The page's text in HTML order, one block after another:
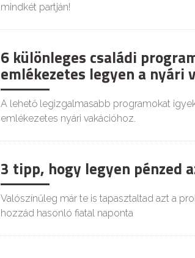
mindkét partján!
6 különleges családi
emlékezetes legyen a nyári
A lehető legizgalmasabb programokat
emlékezetes nyári vakációhoz.
3 tipp, hogy legyen pénzed
Valószínűleg már te is tapasztaltad azt a
hozzád hasonló fiatal naponta